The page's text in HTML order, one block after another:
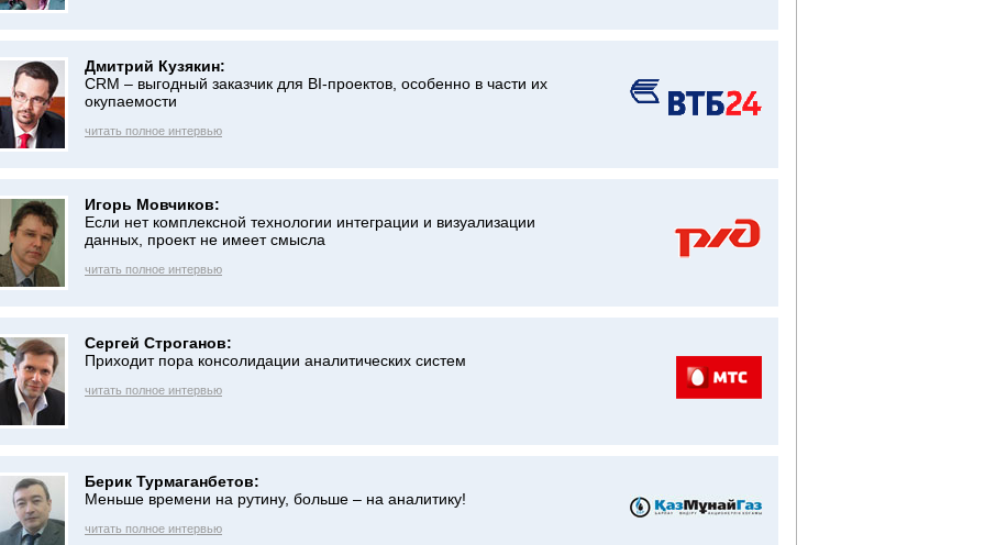
Дмитрий Кузякин:
CRM – выгодный заказчик для BI-проектов, особенно в части их
окупаемости
читать полное интервью
Игорь Мовчиков:
Если нет комплексной технологии интеграции и визуализации
данных, проект не имеет смысла
читать полное интервью
Сергей Строганов:
Приходит пора консолидации аналитических систем
читать полное интервью
Берик Турмаганбетов:
Меньше времени на рутину, больше – на аналитику!
читать полное интервью